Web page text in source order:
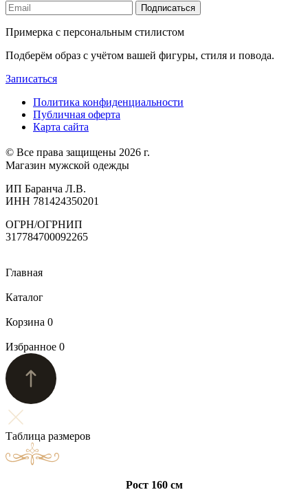
Подписаться
Примерка с персональным стилистом
Подберём образ с учётом вашей фигуры, стиля и повода.
Записаться
Политика конфиденциальности
Публичная оферта
Карта сайта
© Все права защищены 2026 г.
Магазин мужской одежды
ИП Баранча Л.В.
ИНН 781424350201
ОГРН/ОГРНИП
317784700092265
Главная
Каталог
Корзина 0
Избранное 0
Таблица размеров
Рост 160 см